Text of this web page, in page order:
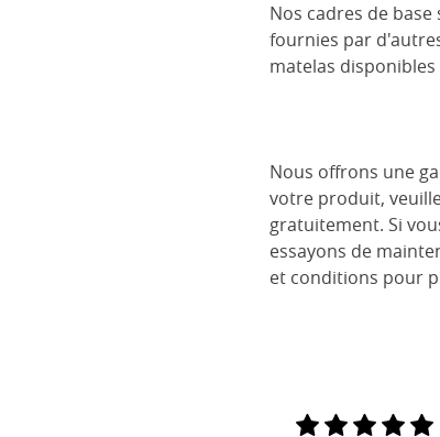
Nos cadres de
fournies par
matelas
Nous offrons une
votre produit,
gratuitement. Si
essayons de
et conditions pour